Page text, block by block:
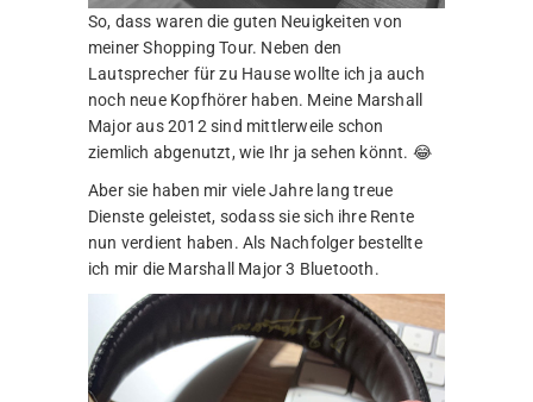
So, dass waren die guten Neuigkeiten von
meiner Shopping Tour. Neben den
Lautsprecher für zu Hause wollte ich ja auch
noch neue Kopfhörer haben. Meine Marshall
Major aus 2012 sind mittlerweile schon
ziemlich abgenutzt, wie Ihr ja sehen könnt. 😂
Aber sie haben mir viele Jahre lang treue
Dienste geleistet, sodass sie sich ihre Rente
nun verdient haben. Als Nachfolger bestellte
ich mir die Marshall Major 3 Bluetooth.